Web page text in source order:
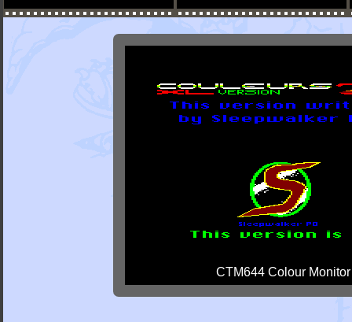
CTM644 Colour Monitor